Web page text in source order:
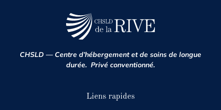
CHSLD — Centre d’hébergement et de soins de longue
durée. Privé conventionné.
Liens rapides